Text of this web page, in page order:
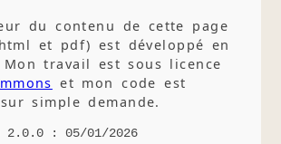
du contenu de cette page
et pdf) est développé en
Mon travail est sous licence
et mon code est
simple demande.
2.0.0 : 05/01/2026